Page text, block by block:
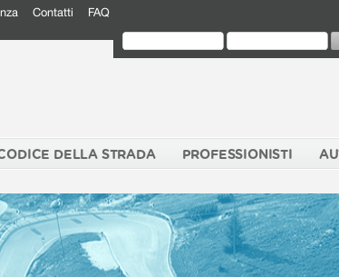
Contatti FAQ
DELLA STRADA PROFESSIONISTI